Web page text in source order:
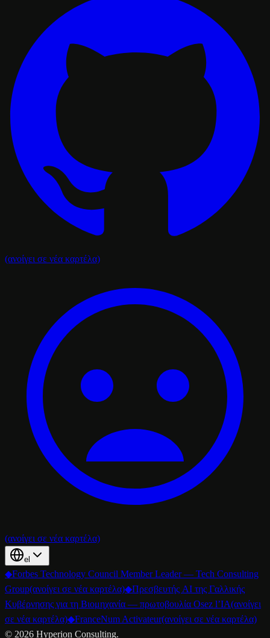
(ανοίγει σε νέα καρτέλα)
(ανοίγει σε νέα καρτέλα)
el
◆Forbes Technology Council Member Leader — Tech Consulting
Group(ανοίγει σε νέα καρτέλα)◆Πρεσβευτής AI της Γαλλικής
Κυβέρνησης για τη Βιομηχανία — πρωτοβουλία Osez l’IA(ανοίγει
σε νέα καρτέλα)◆FranceNum Activateur(ανοίγει σε νέα καρτέλα)
© 2026 Hyperion Consulting.